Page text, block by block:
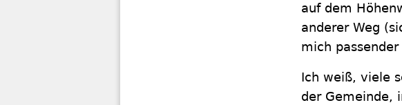
auf dem
anderer Weg
mich passender
Ich weiß, viele
der Gemeinde,